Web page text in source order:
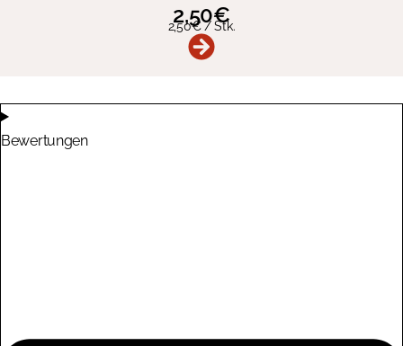
2,50€
2,50€/Stk.
Bewertungen